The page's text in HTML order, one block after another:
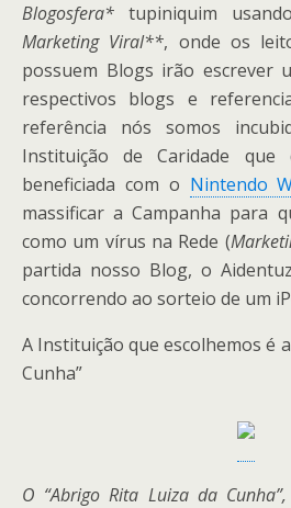
Blogosfera* tupiniquim
Marketing Viral**, onde os
possuem Blogs irão escrever
respectivos blogs e
referência nós somos
Instituição de Caridade que
beneficiada com o Nintendo
massificar a Campanha para
como um vírus na Rede (
partida nosso Blog, o
concorrendo ao sorteio de um
A Instituição que escolhemos é
Cunha”
O “Abrigo Rita Luiza da